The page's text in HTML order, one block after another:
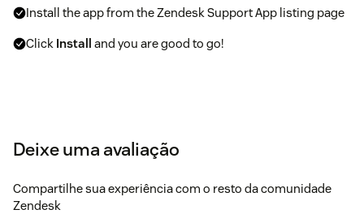
Install the app from the Zendesk Support App listing page
Click Install and you are good to go!
Deixe uma avaliação
Compartilhe sua experiência com o resto da comunidade
Zendesk